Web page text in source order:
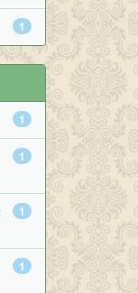
1
1
1
1
1